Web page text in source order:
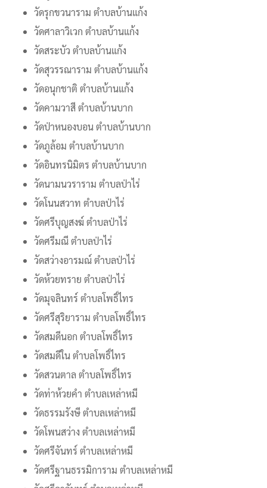
วัดรุกขวนาราม ตำบลบ้านแก้ง
วัดศาลาวิเวก ตำบลบ้านแก้ง
วัดสระบัว ตำบลบ้านแก้ง
วัดสุวรรณาราม ตำบลบ้านแก้ง
วัดอนุกชาติ ตำบลบ้านแก้ง
วัดคามวาสี ตำบลบ้านบาก
วัดป่าหนองบอน ตำบลบ้านบาก
วัดภูล้อม ตำบลบ้านบาก
วัดอินทรนิมิตร ตำบลบ้านบาก
วัดนามนวราราม ตำบลป่าไร่
วัดโนนสวาท ตำบลป่าไร่
วัดศรีบุญสงฆ์ ตำบลป่าไร่
วัดศรีมณี ตำบลป่าไร่
วัดสว่างอารมณ์ ตำบลป่าไร่
วัดห้วยทราย ตำบลป่าไร่
วัดมุจลินทร์ ตำบลโพธิ์ไทร
วัดศรีสุริยาราม ตำบลโพธิ์ไทร
วัดสมดีนอก ตำบลโพธิ์ไทร
วัดสมดีใน ตำบลโพธิ์ไทร
วัดสวนตาล ตำบลโพธิ์ไทร
วัดท่าห้วยคำ ตำบลเหล่าหมี
วัดธรรมรังษี ตำบลเหล่าหมี
วัดโพนสว่าง ตำบลเหล่าหมี
วัดศรีจันทร์ ตำบลเหล่าหมี
วัดศรีฐานธรรมิการาม ตำบลเหล่าหมี